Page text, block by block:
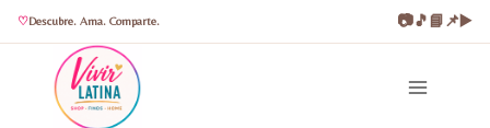
Descubre. Ama. Comparte. 📷🎵📘📌▶️
contenido